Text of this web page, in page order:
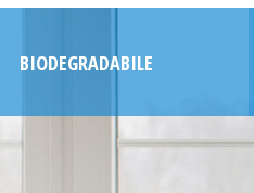
BIODEGRADABILE